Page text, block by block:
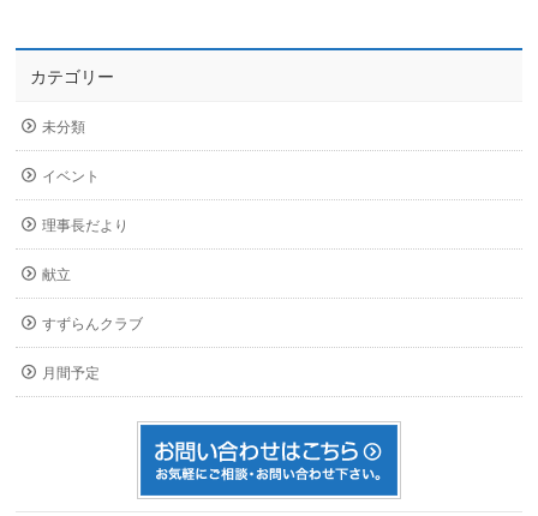
カテゴリー
未分類
イベント
理事長だより
献立
すずらんクラブ
月間予定